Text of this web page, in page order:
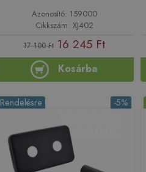
Azonosító: 159000
Cikkszám: XJ402
17 100 Ft 16 245 Ft
Kosárba
-5%
Rendelésre